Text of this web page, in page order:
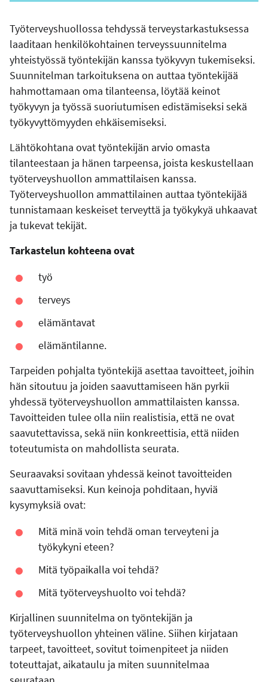
Työterveyshuollossa tehdyssä terveystarkastuksessa
laaditaan henkilökohtainen terveyssuunnitelma
yhteistyössä työntekijän kanssa työkyvyn tukemiseksi.
Suunnitelman tarkoituksena on auttaa työntekijää
hahmottamaan oma tilanteensa, löytää keinot
työkyvyn ja työssä suoriutumisen edistämiseksi sekä
työkyvyttömyyden ehkäisemiseksi.
Lähtökohtana ovat työntekijän arvio omasta
tilanteestaan ja hänen tarpeensa, joista keskustellaan
työterveyshuollon ammattilaisen kanssa.
Työterveyshuollon ammattilainen auttaa työntekijää
tunnistamaan keskeiset terveyttä ja työkykyä uhkaavat
ja tukevat tekijät.
Tarkastelun kohteena ovat
työ
terveys
elämäntavat
elämäntilanne.
Tarpeiden pohjalta työntekijä asettaa tavoitteet, joihin
hän sitoutuu ja joiden saavuttamiseen hän pyrkii
yhdessä työterveyshuollon ammattilaisten kanssa.
Tavoitteiden tulee olla niin realistisia, että ne ovat
saavutettavissa, sekä niin konkreettisia, että niiden
toteutumista on mahdollista seurata.
Seuraavaksi sovitaan yhdessä keinot tavoitteiden
saavuttamiseksi. Kun keinoja pohditaan, hyviä
kysymyksiä ovat:
Mitä minä voin tehdä oman terveyteni ja
työkykyni eteen?
Mitä työpaikalla voi tehdä?
Mitä työterveyshuolto voi tehdä?
Kirjallinen suunnitelma on työntekijän ja
työterveyshuollon yhteinen väline. Siihen kirjataan
tarpeet, tavoitteet, sovitut toimenpiteet ja niiden
toteuttajat, aikataulu ja miten suunnitelmaa